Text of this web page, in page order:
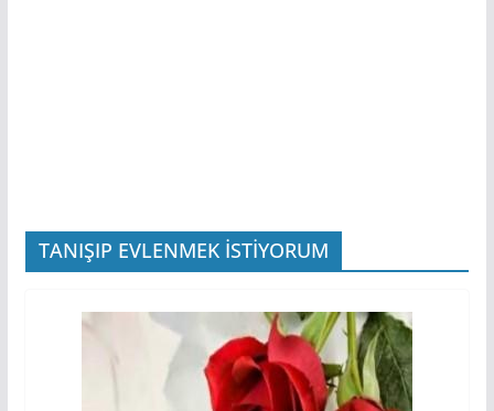
TANIŞIP EVLENMEK İSTİYORUM